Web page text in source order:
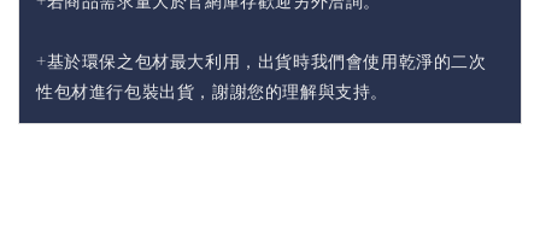
+基於環保之包材最大利用，出貨時我們會使用乾淨的二次
性包材進行包裝出貨，謝謝您的理解與支持。